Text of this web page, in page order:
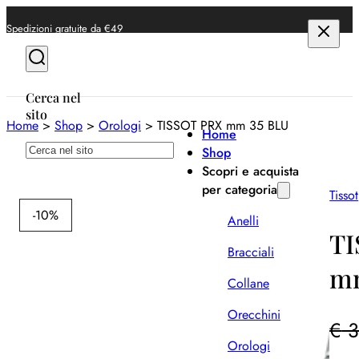
Spedizioni gratuite da €49
Cerca nel
sito
Cerca
Home
Shop
Scopri e acquista
per categoria
Anelli
Bracciali
Collane
Orecchini
Orologi
Home> Shop > Orologi > TISSOT PRX mm 35 BLU
-10%
Tissot
€